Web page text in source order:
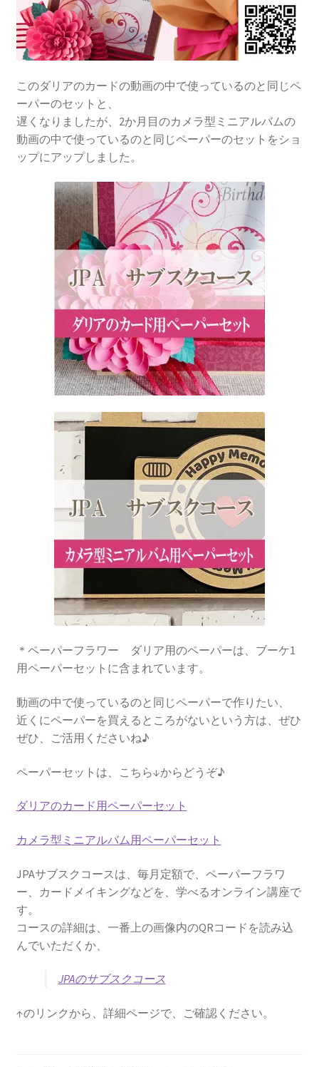
このダリアのカードの動画の中で使っているのと同じペ
ーパーのセットと、
遅くなりましたが、2か月目のカメラ型ミニアルバムの
動画の中で使っているのと同じペーパーのセットをショ
ップにアップしました。
＊ペーパーフラワー ダリア用のペーパーは、ブーケ1
用ペーパーセットに含まれています。
動画の中で使っているのと同じペーパーで作りたい、
近くにペーパーを買えるところがないという方は、ぜひ
ぜひ、ご活用くださいね♪
ペーパーセットは、こちら↓からどうぞ♪
ダリアのカード用ペーパーセット
カメラ型ミニアルバム用ペーパーセット
JPAサブスクコースは、毎月定額で、ペーパーフラワ
ー、カードメイキングなどを、学べるオンライン講座で
す。
コースの詳細は、一番上の画像内のQRコードを読み込
んでいただくか、
JPAのサブスクコース
↑のリンクから、詳細ページで、ご確認ください。